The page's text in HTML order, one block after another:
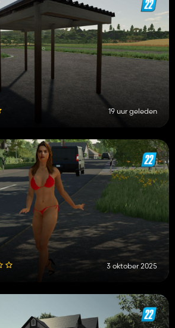
19 uur geleden
3 oktober 2025